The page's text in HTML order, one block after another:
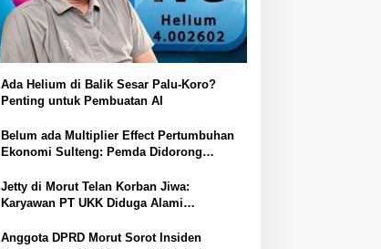
Ada Helium di Balik Sesar Palu-Koro?
Penting untuk Pembuatan AI
Belum ada Multiplier Effect Pertumbuhan
Ekonomi Sulteng: Pemda Didorong
Jetty di Morut Telan Korban Jiwa:
Karyawan PT UKK Diduga Alami
Anggota DPRD Morut Sorot Insiden